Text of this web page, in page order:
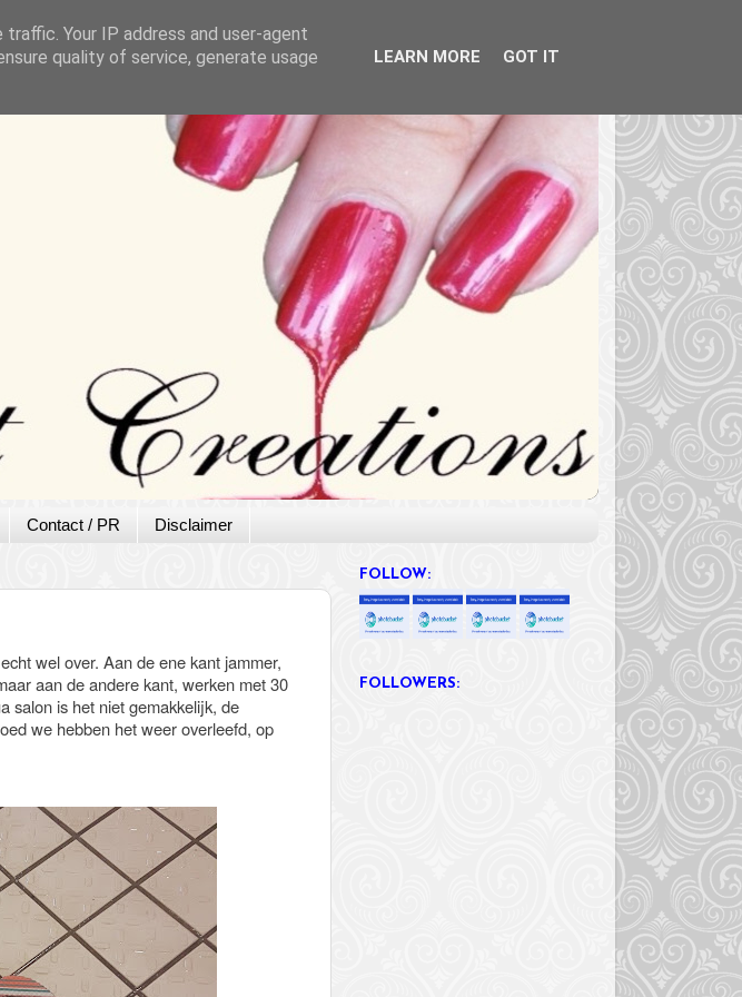
Contact / PR Disclaimer
wel over. Aan de ene kant jammer,
aan de andere kant, werken met 30
salon is het niet gemakkelijk, de
we hebben het weer overleefd, op
FOLLOW:
FOLLOWERS:
Your IP address and user-agent
quality of service, generate usage
LEARN MORE GOT IT